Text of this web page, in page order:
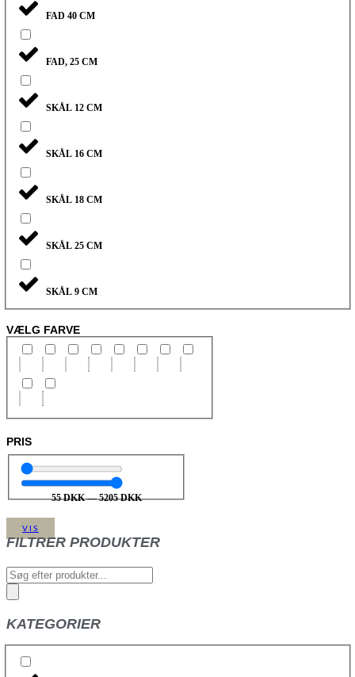
FAD 40 CM
FAD, 25 CM
SKÅL 12 CM
SKÅL 16 CM
SKÅL 18 CM
SKÅL 25 CM
SKÅL 9 CM
VÆLG FARVE
PRIS
55DKK—5205DKK
VIS
FILTRER PRODUKTER
Products
search
KATEGORIER